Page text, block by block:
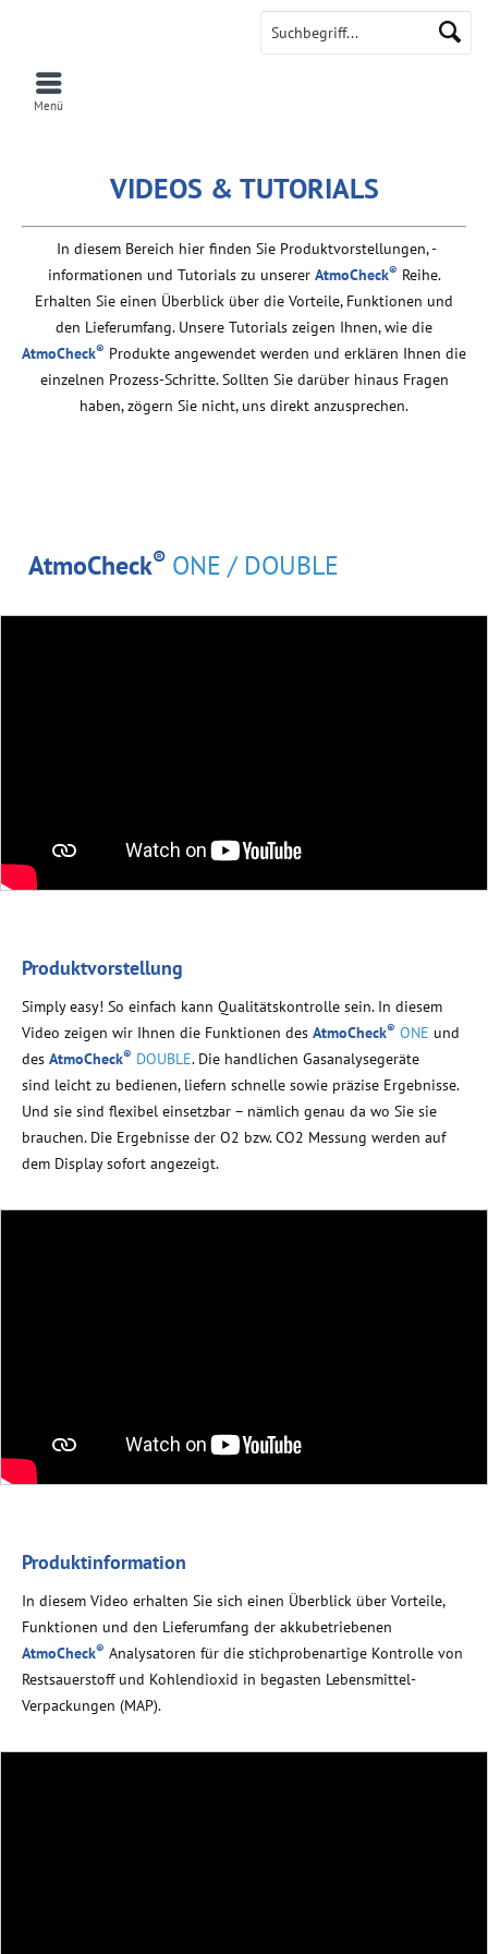
Menü
VIDEOS & TUTORIALS
In diesem Bereich hier finden Sie Produktvorstellungen, -
informationen und Tutorialszu unserer AtmoCheck® Reihe.
Erhalten Sie einen Überblick über die Vorteile, Funktionen und
den Lieferumfang. Unsere Tutorials zeigen Ihnen, wie die
AtmoCheck® Produkte angewendet werden und erklären Ihnen die
einzelnen Prozess-Schritte. Sollten Sie darüber hinaus Fragen
haben, zögern Sie nicht, uns direkt anzusprechen.
AtmoCheck® ONE / DOUBLE
Produktvorstellung
Simply easy! So einfach kann Qualitätskontrolle sein. In diesem
Video zeigen wir Ihnen die Funktionen des AtmoCheck® ONE und
des AtmoCheck® DOUBLE. Die handlichen Gasanalysegeräte
sind leicht zu bedienen, liefern schnelle sowie präzise Ergebnisse.
Und sie sind flexibel einsetzbar – nämlich genau da wo Sie sie
brauchen. Die Ergebnisse der O2 bzw. CO2 Messung werden auf
dem Display sofort angezeigt.
Produktinformation
In diesem Video erhalten Sie sich einen Überblick über Vorteile,
Funktionen und den Lieferumfang der akkubetriebenen
AtmoCheck® Analysatoren für die stichprobenartige Kontrolle von
Restsauerstoff und Kohlendioxid in begasten Lebensmittel-
Verpackungen (MAP).